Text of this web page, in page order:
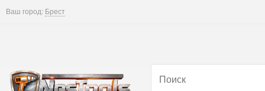
Ваш город: Брест